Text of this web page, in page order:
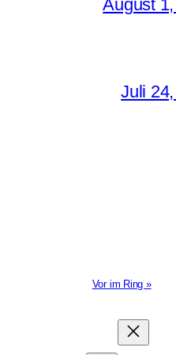
August
Juli
Vor im Ring »